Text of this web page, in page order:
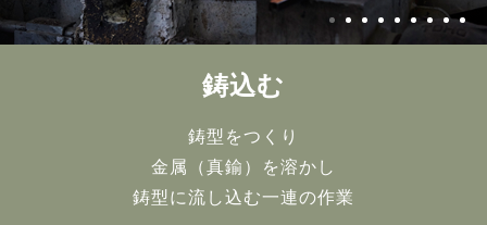
鋳込む
鋳型をつくり
金属（真鍮）を溶かし
鋳型に流し込む一連の作業